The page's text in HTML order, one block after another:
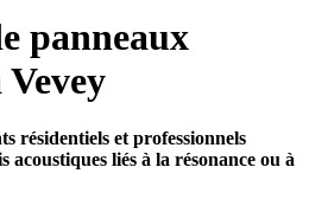
panneaux
Vevey
résidentiels et professionnels
acoustiques liés à la résonance ou à